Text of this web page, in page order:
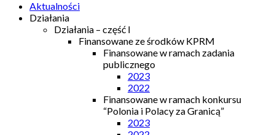
Aktualności
Działania
Działania – część I
Finansowane ze środków KPRM
Finansowane w ramach zadania
publicznego
2023
2022
Finansowane w ramach konkursu
“Polonia i Polacy za Granicą”
2023